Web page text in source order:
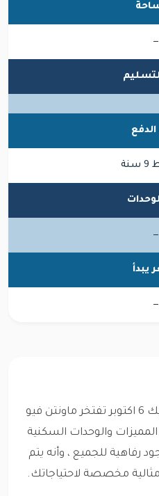
—
—
يبدأ
—
كمبوند ماونتن فيو بارك ذا ليك 6 اكتوبر تفتخر ماونتن فيو
والوحدات السكنية
رفاهية للجميع ، وأنه يتم
مثالية مخصصة لاحتياجاتك.